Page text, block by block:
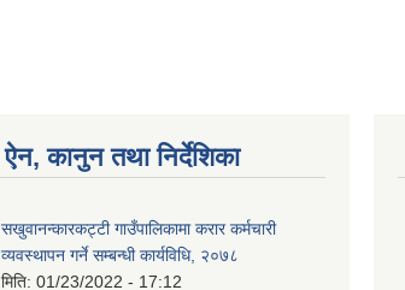
ऐन, कानुन तथा निर्देशिका
सखुवानन्कारकट्टी गाउँपालिकामा करार कर्मचारी
व्यवस्थापन गर्ने सम्बन्धी कार्यविधि, २०७८
मिति: 01/23/2022 - 17:12